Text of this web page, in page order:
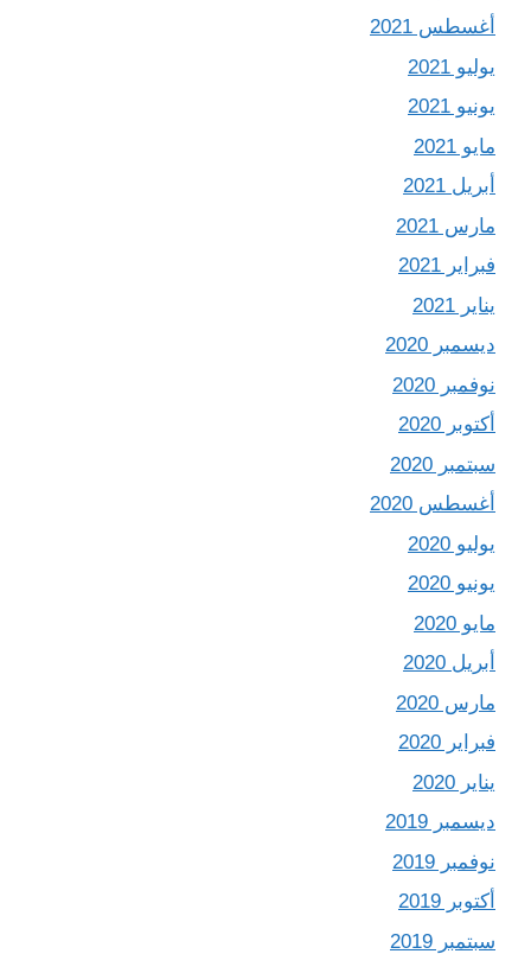
أغسطس 2021
يوليو 2021
يونيو 2021
مايو 2021
أبريل 2021
مارس 2021
فبراير 2021
يناير 2021
ديسمبر 2020
نوفمبر 2020
أكتوبر 2020
سبتمبر 2020
أغسطس 2020
يوليو 2020
يونيو 2020
مايو 2020
أبريل 2020
مارس 2020
فبراير 2020
يناير 2020
ديسمبر 2019
نوفمبر 2019
أكتوبر 2019
سبتمبر 2019